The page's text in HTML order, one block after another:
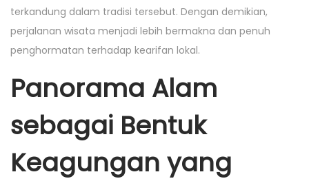
terkandung dalam tradisi tersebut. Dengan demikian,
perjalanan wisata menjadi lebih bermakna dan penuh
penghormatan terhadap kearifan lokal.
Panorama Alam
sebagai Bentuk
Keagungan yang